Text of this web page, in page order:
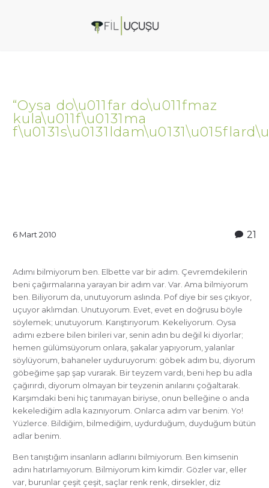
“Oysa do\u011far do\u011fmaz
kula\u011f\u0131ma
21
6 Mart 2010
Adımı bilmiyorum ben. Elbette var bir adım. Çevremdekilerin
beni çağırmalarına yarayan bir adım var. Var. Ama bilmiyorum
ben. Biliyorum da, unutuyorum aslında. Pof diye bir ses çıkıyor,
uçuyor aklımdan. Unutuyorum. Evet, evet en doğrusu böyle
söylemek; unutuyorum. Karıştırıyorum. Kekeliyorum. Oysa
adımı ezbere bilen birileri var, senin adın bu değil ki diyorlar;
hemen gülümsüyorum onlara, şakalar yapıyorum, yalanlar
söylüyorum, bahaneler uyduruyorum: göbek adım bu, diyorum
göbeğime şap şap vurarak. Bir teyzem vardı, beni hep bu adla
çağırırdı, diyorum olmayan bir teyzenin anılarını çoğaltarak.
Karşımdaki beni hiç tanımayan biriyse, onun belleğine o anda
kekelediğim adla kazınıyorum. Onlarca adım var benim. Yo!
Yüzlerce. Bildiğim, bilmediğim, uydurduğum, duyduğum bütün
adlar benim.
Ben tanıştığım insanların adlarını bilmiyorum. Ben kimsenin
adını hatırlamıyorum. Bilmiyorum kim kimdir. Gözler var, eller
var, burunlar çeşit çeşit, saçlar renk renk, dirsekler, diz